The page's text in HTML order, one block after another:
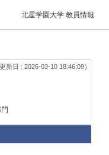
北星学園大学 教員情報
更新日 : 2026-03-10 18:46:09）